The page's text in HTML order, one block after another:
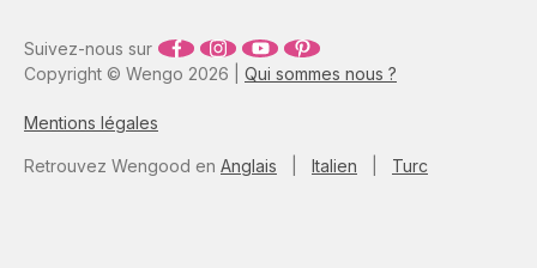
Copyright © Wengo 2026 | Qui sommes nous ?
Mentions légales
Suivez-nous sur
Retrouvez Wengood en Anglais Italien Turc